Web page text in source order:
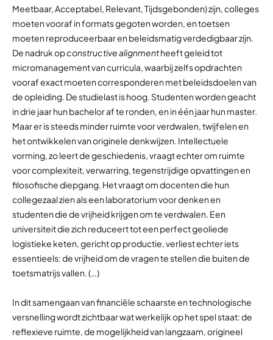
Meetbaar, Acceptabel, Relevant, Tijdsgebonden) zijn, colleges
moeten vooraf in formats gegoten worden, en toetsen
moeten reproduceerbaar en beleidsmatig verdedigbaar zijn.
De nadruk opconstructive alignmentheeft geleid tot
micromanagement van curricula, waarbij zelfs opdrachten
vooraf exact moeten corresponderen met beleidsdoelen van
de opleiding. De studielast is hoog. Studenten worden geacht
in drie jaar hun bachelor af te ronden, en in één jaar hun master.
Maar er is steeds minder ruimte voor verdwalen, twijfelen en
het ontwikkelen van originele denkwijzen. Intellectuele
vorming, zo leert de geschiedenis, vraagt echter om ruimte
voor complexiteit, verwarring, tegenstrijdige opvattingen en
filosofische diepgang. Het vraagt om docenten die hun
collegezaal zien als een laboratorium voor denken en
studenten die de vrijheid krijgen om te verdwalen. Een
universiteit die zich reduceert tot een perfect geoliede
logistieke keten, gericht op productie, verliest echter iets
essentieels: de vrijheid om de vragen te stellen die buiten de
toetsmatrijs vallen. (…)
In dit samengaan van financiële schaarste en technologische
versnelling wordt zichtbaar wat werkelijk op het spel staat: de
reflexieve ruimte, de mogelijkheid van langzaam, origineel